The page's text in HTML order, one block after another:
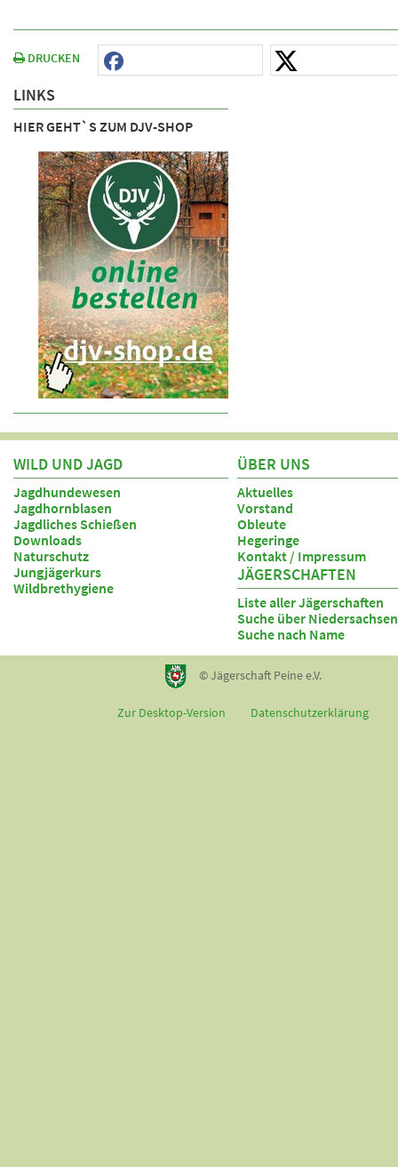
DRUCKEN
LINKS
HIER GEHT`S ZUM DJV-SHOP
WILD UND JAGD
Jagdhundewesen
Jagdhornblasen
Jagdliches Schießen
Downloads
Naturschutz
Jungjägerkurs
Wildbrethygiene
ÜBER UNS
Aktuelles
Vorstand
Obleute
Hegeringe
Kontakt / Impressum
JÄGERSCHAFTEN
Liste aller Jägerschaften
Suche über
Suche nach Name
© Jägerschaft Peine e.V.
Zur Desktop-Version Datenschutzerklärung